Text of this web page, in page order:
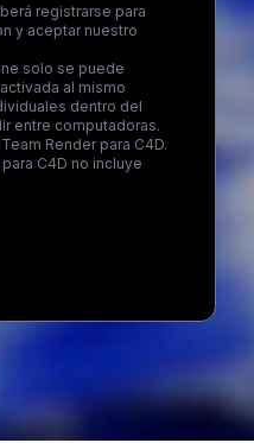
registrarse para
y aceptar nuestro
solo se puede
al mismo
dentro del
entre computadoras.
Render para C4D.
C4D no incluye